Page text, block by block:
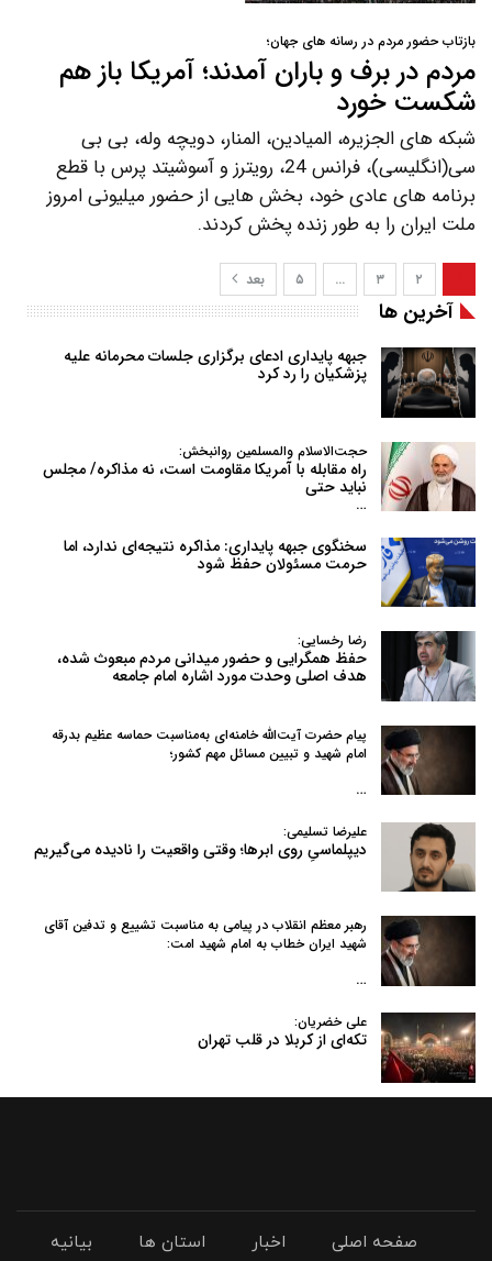
بازتاب حضور مردم در رسانه های جهان؛
مردم در برف و باران آمدند؛ آمریکا باز هم
شکست خورد
شبکه های الجزیره، المیادین، المنار، دویچه وله، بی بی
سی(انگلیسی)، فرانس 24، رویترز و آسوشیتد پرس با قطع
برنامه های عادی خود، بخش هایی از حضور میلیونی امروز
ملت ایران را به طور زنده پخش کردند.
۲ ۳ … ۵ بعد
آخرین ها
جبهه پایداری ادعای برگزاری جلسات محرمانه علیه
پزشکیان را رد کرد
حجت‌الاسلام والمسلمین روانبخش:
راه مقابله با آمریکا مقاومت است، نه مذاکره/ مجلس
نباید حتی
…
سخنگوی جبهه پایداری: مذاکره نتیجه‌ای ندارد، اما
حرمت مسئولان حفظ شود
رضا رخسایی:
حفظ همگرایی و حضور میدانی مردم مبعوث شده،
هدف اصلی وحدت مورد اشاره امام جامعه
پیام حضرت آیت‌الله خامنه‌ای به‌مناسبت حماسه عظیم بدرقه
امام شهید و تبیین مسائل مهم کشور؛
…
علیرضا تسلیمی:
دیپلماسیِ روی ابرها؛ وقتی واقعیت را نادیده می‌گیریم
رهبر معظم انقلاب در پیامی به‌ مناسبت تشییع و تدفین آقای
شهید ایران خطاب به امام شهید امت:
…
علی خضریان:
تکه‌ای از کربلا در قلب تهران
صفحه اصلی اخبار استان ها بیانیه